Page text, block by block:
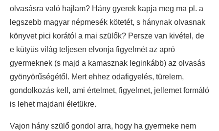
olvasásra való hajlam? Hány gyerek kapja meg ma pl. a
legszebb magyar népmesék kötetét, s hánynak olvasnak
könyvet pici korától a mai szülők? Persze van kivétel, de
e kütyüs világ teljesen elvonja figyelmét az apró
gyermeknek (s majd a kamasznak leginkább) az olvasás
gyönyörűségétől. Mert ehhez odafigyelés, türelem,
gondolkozás kell, ami értelmet, figyelmet, jellemet formáló
is lehet majdani életükre.
Vajon hány szülő gondol arra, hogy ha gyermeke nem